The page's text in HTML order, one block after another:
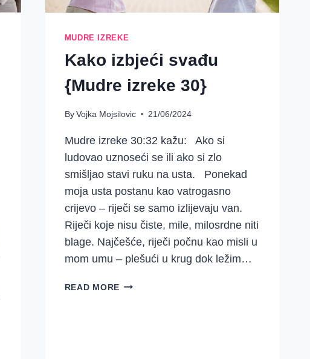
MUDRE IZREKE
Kako izbjeći svađu
{Mudre izreke 30}
By Vojka Mojsilovic 21/06/2024
Mudre izreke 30:32 kažu: Ako si
ludovao uznoseći se ili ako si zlo
smišljao stavi ruku na usta. Ponekad
moja usta postanu kao vatrogasno
crijevo – riječi se samo izlijevaju van.
Riječi koje nisu čiste, mile, milosrdne niti
blage. Najčešće, riječi počnu kao misli u
mom umu – plešući u krug dok ležim…
READ MORE KAKO